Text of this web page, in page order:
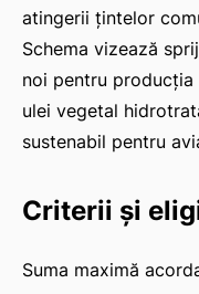
atingerii țintelor
Schema vizează
noi pentru
ulei vegetal
sustenabil pentru
Criterii și
Suma maximă